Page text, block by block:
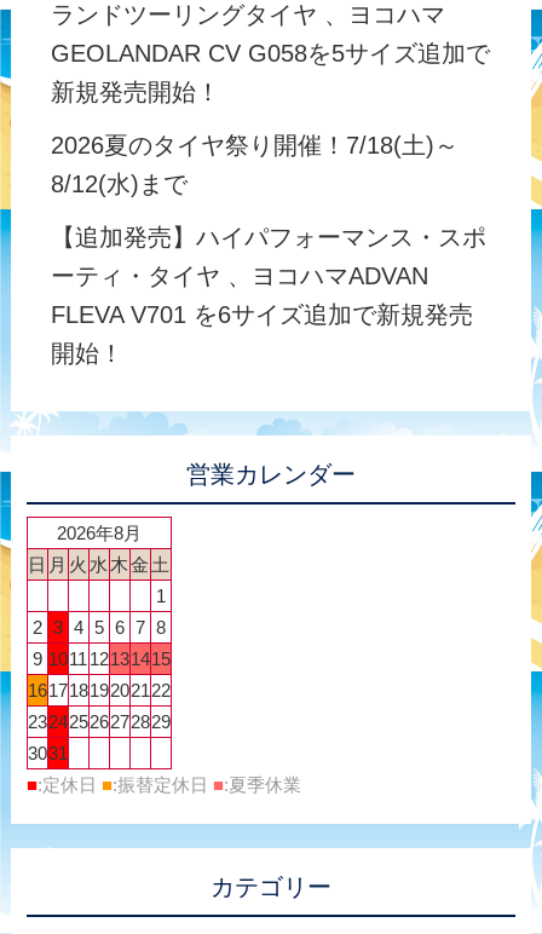
ランドツーリングタイヤ 、ヨコハマ
GEOLANDAR CV G058を5サイズ追加で
新規発売開始！
2026夏のタイヤ祭り開催！7/18(土)～
8/12(水)まで
【追加発売】ハイパフォーマンス・スポ
ーティ・タイヤ 、ヨコハマADVAN
FLEVA V701 を6サイズ追加で新規発売
開始！
営業カレンダー
2026年8月
日 月 火 水木金土
1
2 3 4 5 6 7 8
9 101112131415
16171819202122
23242526272829
3031
■:定休日 ■:振替定休日 ■:夏季休業
カテゴリー